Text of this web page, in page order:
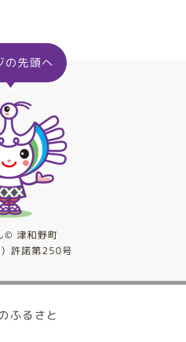
ふるさと